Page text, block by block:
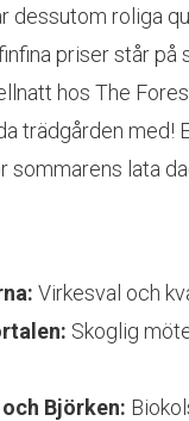
dessutom roliga
priser står på
hos The
trädgården med!
sommarens lata
Virkesval och
Skoglig
Björken: